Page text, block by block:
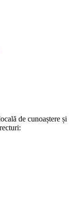
de cunoaștere și